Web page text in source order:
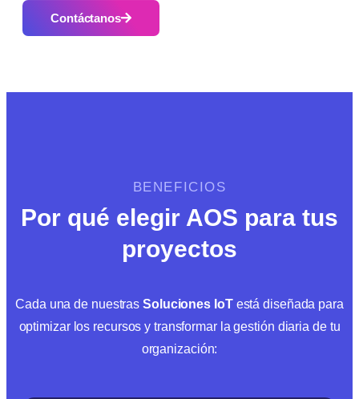
Contáctanos
BENEFICIOS
Por qué elegir AOS para tus
proyectos
Cada una de nuestrasSoluciones IoTestá diseñada para
optimizar los recursos y transformar la gestión diaria de tu
organización: